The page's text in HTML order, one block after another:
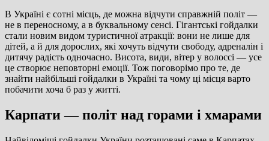
В Україні є сотні місць, де можна відчути справжній політ —
не в переносному, а в буквальному сенсі. Гігантські гойдалки
стали новим видом туристичної атракції: вони не лише для
дітей, а й для дорослих, які хочуть відчути свободу, адреналін і
дитячу радість одночасно. Висота, види, вітер у волоссі — усе
це створює неповторні емоції. Тож поговорімо про те, де
знайти найбільші гойдалки в Україні та чому ці місця варто
побачити хоча б раз у житті.
Карпати — політ над горами і хмарами